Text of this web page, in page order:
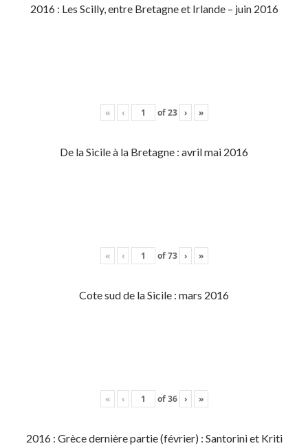
2016 : Les Scilly, entre Bretagne et Irlande – juin 2016
« ‹ of23 › »
De la Sicile à la Bretagne : avril mai 2016
« ‹ of73 › »
Cote sud de la Sicile : mars 2016
« ‹ of36 › »
2016 : Grèce dernière partie (février) : Santorini et Kriti